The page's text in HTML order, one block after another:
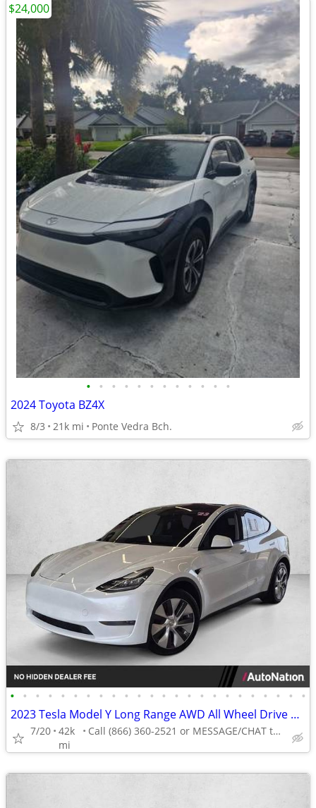
• • • • • • • • • • • •
2024 Toyota BZ4X
8/3 21k mi Ponte Vedra Bch.
$24,000
• • • • • • • • • • • • • • • • • • • • • • • •
2023 Tesla Model Y Long Range AWD All Wheel Drive SUV Electric AUTONATION
7/20 42k
mi
Call (866) 360-2521 or MESSAGE/CHAT to confirm availability